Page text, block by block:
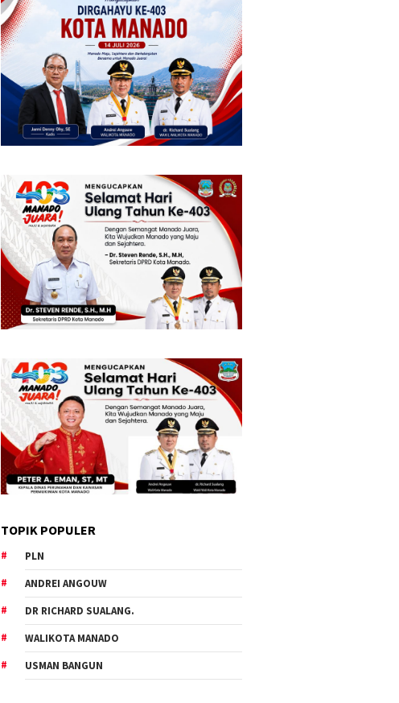
TOPIK POPULER
PLN
ANDREI ANGOUW
DR RICHARD SUALANG.
WALIKOTA MANADO
USMAN BANGUN